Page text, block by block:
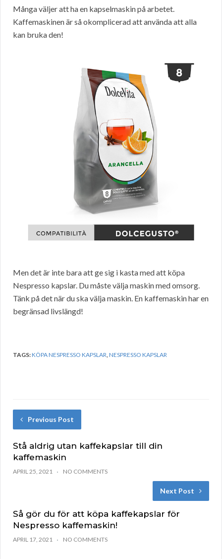
Många väljer att ha en kapselmaskin på arbetet.
Kaffemaskinen är så okomplicerad att använda att alla
kan bruka den!
Men det är inte bara att ge sig i kasta med att köpa
Nespresso kapslar. Du måste välja maskin med omsorg.
Tänk på det när du ska välja maskin. En kaffemaskin har en
begränsad livslängd!
TAGS:KÖPA NESPRESSO KAPSLAR,NESPRESSO KAPSLAR
Previous Post
Stå aldrig utan kaffekapslar till din
kaffemaskin
APRIL 25, 2021 NO COMMENTS
Next Post
Så gör du för att köpa kaffekapslar för
Nespresso kaffemaskin!
APRIL 17, 2021 NO COMMENTS